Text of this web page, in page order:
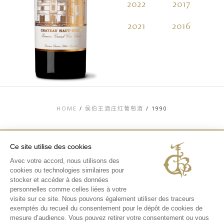
Ce site utilise des cookies
Avec votre accord, nous utilisons des
cookies ou technologies similaires pour
stocker et accéder à des données
personnelles comme celles liées à votre
visite sur ce site. Nous pouvons également utiliser des traceurs
exemptés du recueil du consentement pour le dépôt de cookies de
mesure d’audience. Vous pouvez retirer votre consentement ou vous
2022
2021
2017
2016
HOME / 侯伯王酒庄红葡萄酒 / 1990
联系信息
法律信息
隐私和COOKIES政
策
媒体库
酒庄体验